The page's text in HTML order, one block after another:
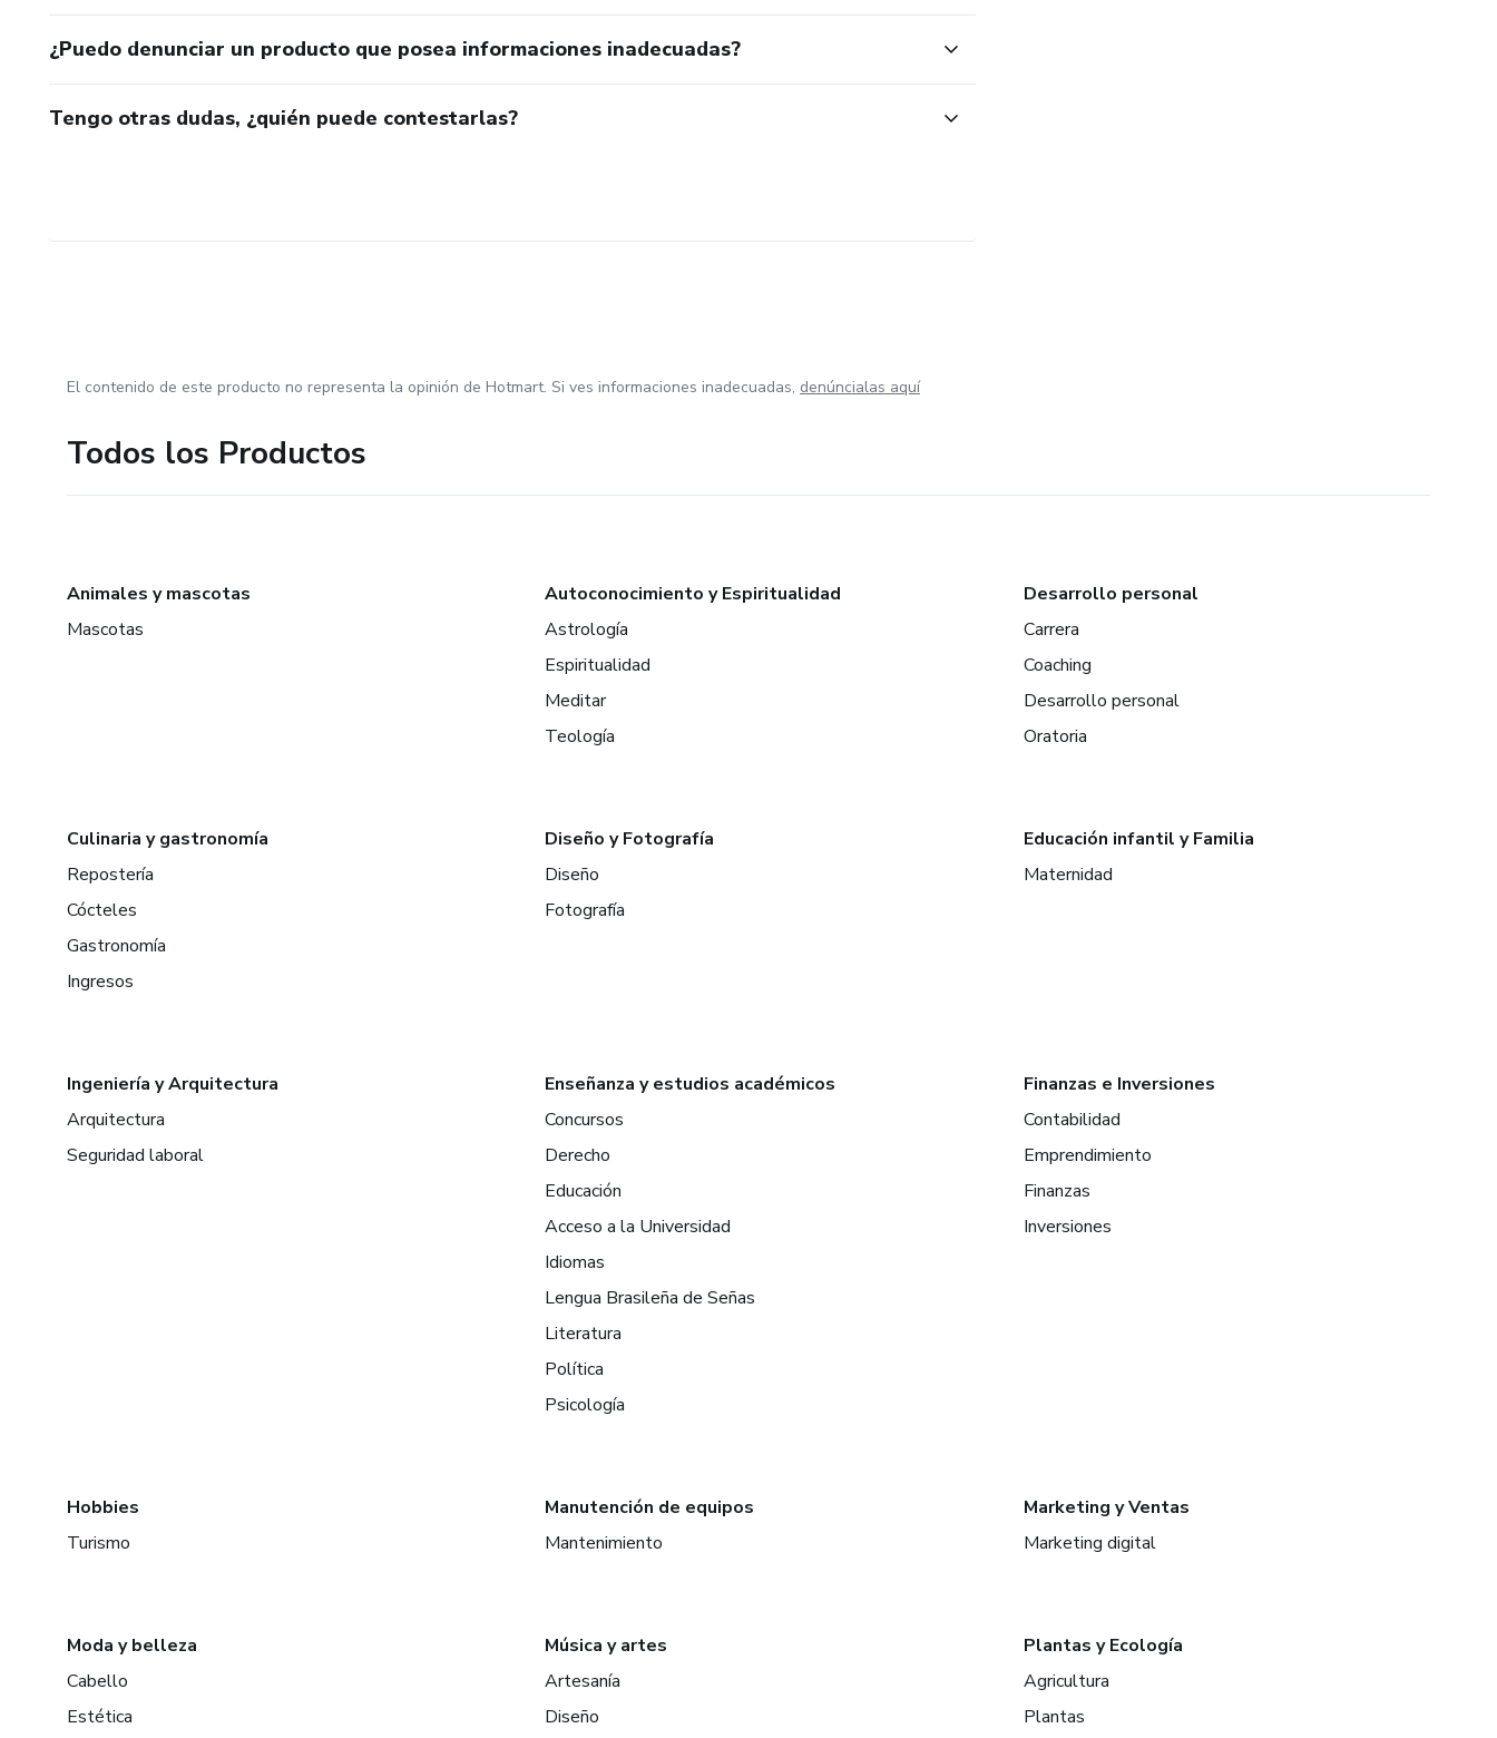
¿Puedo denunciar un producto que posea informaciones inadecuadas?
Tengo otras dudas, ¿quién puede contestarlas?
El contenido de este producto no representa la opinión de Hotmart. Si ves informaciones inadecuadas, denúncialas aquí
Todos los Productos
Animales y mascotas
Mascotas
Autoconocimiento y Espiritualidad
Astrología
Espiritualidad
Meditar
Teología
Desarrollo personal
Carrera
Coaching
Desarrollo personal
Oratoria
Culinaria y gastronomía
Repostería
Cócteles
Gastronomía
Ingresos
Diseño y Fotografía
Diseño
Fotografía
Educación infantil y Familia
Maternidad
Ingeniería y Arquitectura
Arquitectura
Seguridad laboral
Enseñanza y estudios académicos
Concursos
Derecho
Educación
Acceso a la Universidad
Idiomas
Lengua Brasileña de Señas
Literatura
Política
Psicología
Finanzas e Inversiones
Contabilidad
Emprendimiento
Finanzas
Inversiones
Hobbies
Turismo
Manutención de equipos
Mantenimiento
Marketing y Ventas
Marketing digital
Moda y belleza
Cabello
Estética
Música y artes
Artesanía
Diseño
Plantas y Ecología
Agricultura
Plantas